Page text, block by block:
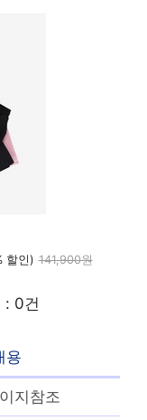
할인) 141,900원
0건
용
지참조